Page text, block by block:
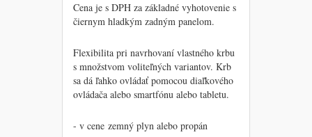
Cena je s DPH za základné vyhotovenie s
čiernym hladkým zadným panelom.
Flexibilita pri navrhovaní vlastného krbu
s množstvom voliteľných variantov. Krb
sa dá ľahko ovládať pomocou diaľkového
ovládača alebo smartfónu alebo tabletu.
- v cene zemný plyn alebo propán